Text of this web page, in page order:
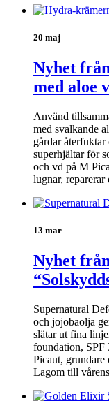
20 maj
Nyhet
med aloe
Använd
med svalkande
gårdar
superhjältar för
och vd på M
lugnar,
13 mar
Nyhet
Supernatural
och jojobaolja
slätar ut fina
foundation, SPF
Picaut,
Lagom till